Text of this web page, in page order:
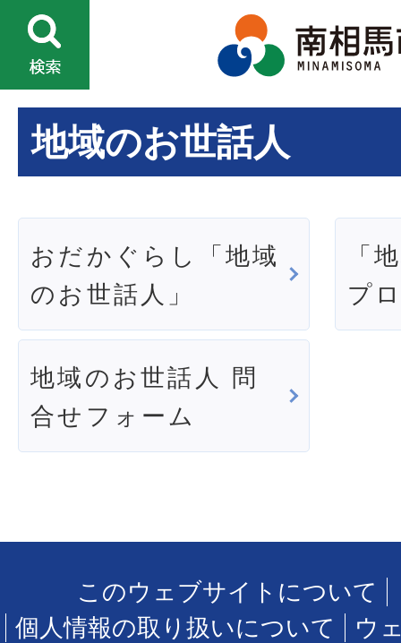
地域のお世話人
おだかぐらし「地域
のお世話人」
「
プ
地域のお世話人 問
合せフォーム
このウェブサイトについて
個人情報の取り扱いについて
ウ